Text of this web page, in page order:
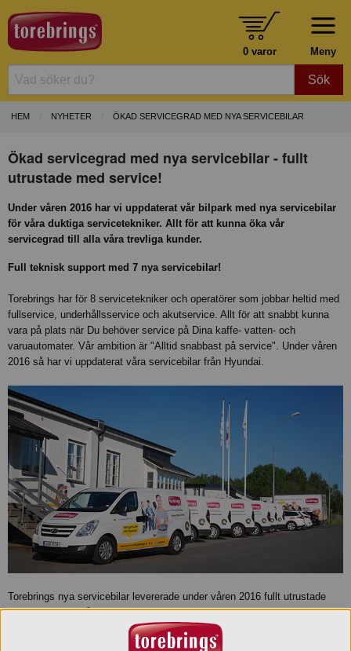
Meny
0 varor
Sök
HEM NYHETER ÖKAD SERVICEGRAD MED NYA SERVICEBILAR
Ökad servicegrad med nya servicebilar - fullt
utrustade med service!
Under våren 2016 har vi uppdaterat vår bilpark med nya servicebilar
för våra duktiga servicetekniker. Allt för att kunna öka vår
servicegrad till alla våra trevliga kunder.
Full teknisk support med 7 nya servicebilar!
Torebrings har för 8 servicetekniker och operatörer som jobbar heltid med
fullservice, underhållsservice och akutservice. Allt för att snabbt kunna
vara på plats när Du behöver service på Dina kaffe- vatten- och
varuautomater. Vår ambition är "Alltid snabbast på service". Under våren
2016 så har vi uppdaterat våra servicebilar från Hyundai.
Torebrings nya servicebilar levererade under våren 2016 fullt utrustade
med service till våra kunder.